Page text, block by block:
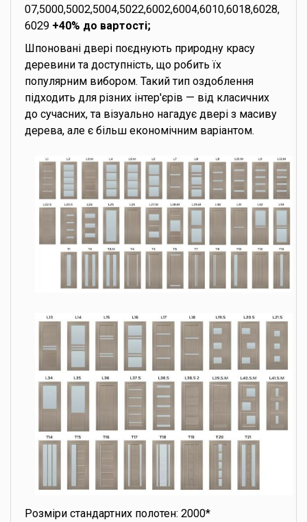
07,5000,5002,5004,5022,6002,6004,6010,6018,6028,
6029 +40% до вартості;
Шпоновані двері поєднують природну красу
деревини та доступність, що робить їх
популярним вибором. Такий тип оздоблення
підходить для різних інтер'єрів — від класичних
до сучасних, та візуально нагадує двері з масиву
дерева, але є більш економічним варіантом.
Розміри стандартних полотен: 2000*